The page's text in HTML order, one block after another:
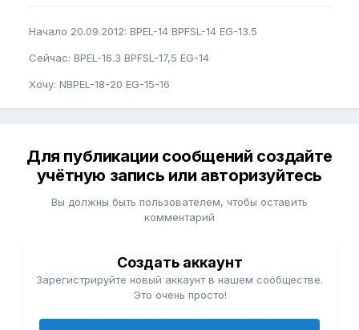
Начало 20.09.2012: BPEL-14 BPFSL-14 EG-13.5
Сейчас: BPEL-16.3 BPFSL-17,5 EG-14
Хочу: NBPEL-18-20 EG-15-16
Для публикации сообщений создайте
учётную запись или авторизуйтесь
Вы должны быть пользователем, чтобы оставить
комментарий
Создать аккаунт
Зарегистрируйте новый аккаунт в нашем сообществе.
Это очень просто!